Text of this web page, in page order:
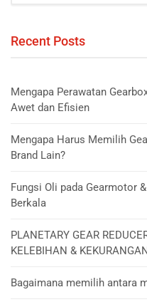
Recent Posts
Mengapa Perawatan
Awet dan Efisien
Mengapa Harus Memilih
Brand Lain?
Fungsi Oli pada Gearmotor
Berkala
PLANETARY GEAR
KELEBIHAN &
Bagaimana memilih antara